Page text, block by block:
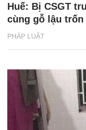
PHÁP LUẬT
Huế: Bị CSGT
cùng gỗ lậu